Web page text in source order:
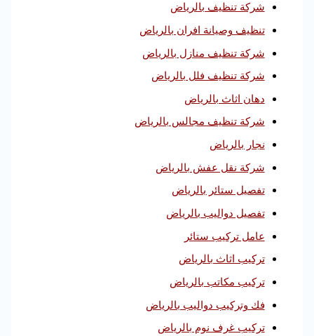
شركة تنظيف بالرياض
تنظيف وصيانة افران بالرياض
شركة تنظيف منازل بالرياض
شركة تنظيف فلل بالرياض
دهان اثاث بالرياض
شركة تنظيف مجالس بالرياض
نجار بالرياض
شركة نقل عفش بالرياض
تفصيل ستائر بالرياض
تفصيل دواليب بالرياض
عامل تركيب ستائر
تركيب اثاث بالرياض
تركيب مكاتب بالرياض
فك وتركيب دواليب بالرياض
تركيب غرف نوم بالرياض